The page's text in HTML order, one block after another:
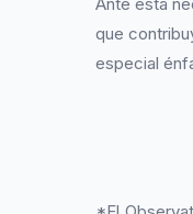
que
especial